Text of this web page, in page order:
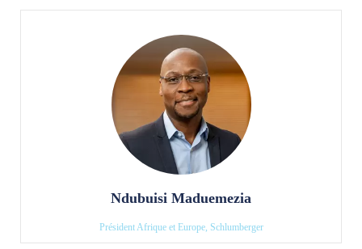
Ndubuisi Maduemezia
Président Afrique et Europe, Schlumberger